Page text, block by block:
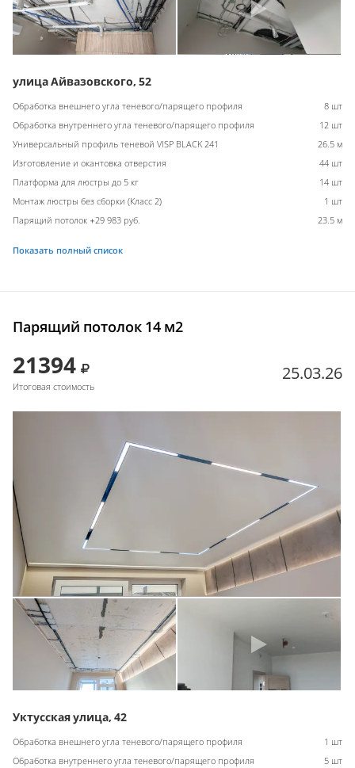
улица Айвазовского, 52
Обработка внешнего угла теневого/парящего профиля
8 шт
Обработка внутреннего угла теневого/парящего профиля
12 шт
Универсальный профиль теневой VISP BLACK 241
26.5 м
Изготовление и окантовка отверстия
44 шт
Платформа для люстры до 5 кг
14 шт
Монтаж люстры без сборки (Класс 2)
1 шт
Парящий потолок +29 983 руб.
23.5 м
Показать полный список
Парящий потолок 14 м2
21394
Итоговая стоимость
25.03.26
Уктусская улица, 42
Обработка внешнего угла теневого/парящего профиля
1 шт
Обработка внутреннего угла теневого/парящего профиля
5 шт